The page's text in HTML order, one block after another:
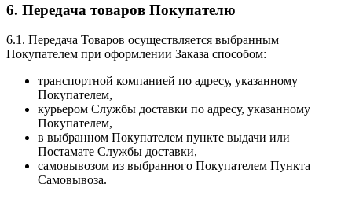
6. Передача товаров Покупателю
6.1. Передача Товаров осуществляется выбранным
Покупателем при оформлении Заказа способом:
транспортной компанией по адресу, указанному
Покупателем,
курьером Службы доставки по адресу, указанному
Покупателем,
в выбранном Покупателем пункте выдачи или
Постамате Службы доставки,
самовывозом из выбранного Покупателем Пункта
Самовывоза.